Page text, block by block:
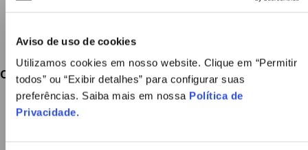
Aviso de uso de cookies
Utilizamos cookies em nosso website. Clique em “Permitir
todos” ou “Exibir detalhes” para configurar suas
preferências. Saiba mais em nossa Política de
Privacidade.
Largura do produto
Altura do produto
18cm
Comprimento do produto16cm